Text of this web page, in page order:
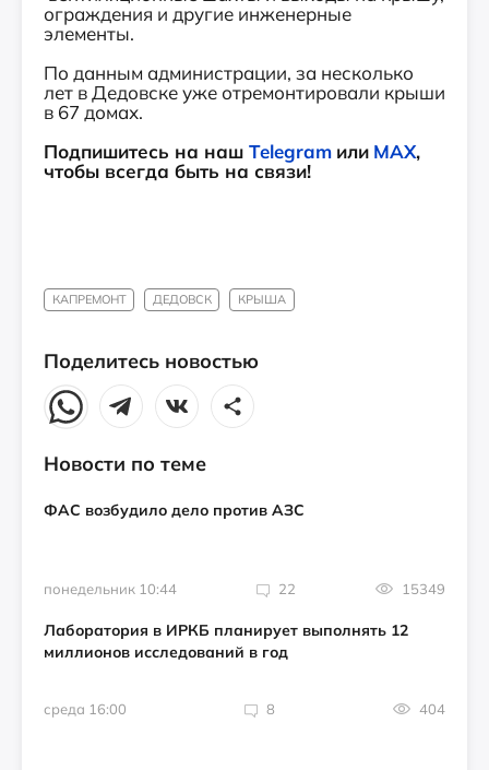
ограждения и другие инженерные
элементы.
По данным администрации, за несколько
лет в Дедовске уже отремонтировали крыши
в 67 домах.
Подпишитесь на наш Telegram или MAX,
чтобы всегда быть на связи!
КАПРЕМОНТ ДЕДОВСК КРЫША
Поделитесь новостью
Новости по теме
ФАС возбудило дело против АЗС
понедельник 10:44 22 15349
Лаборатория в ИРКБ планирует выполнять 12
миллионов исследований в год
среда 16:00 8 404